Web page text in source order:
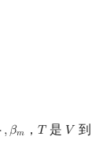
,𝛽𝑚
,βm ，𝑇
T 是 𝑉
V 到